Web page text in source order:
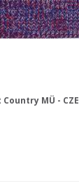
MÜ - CZE